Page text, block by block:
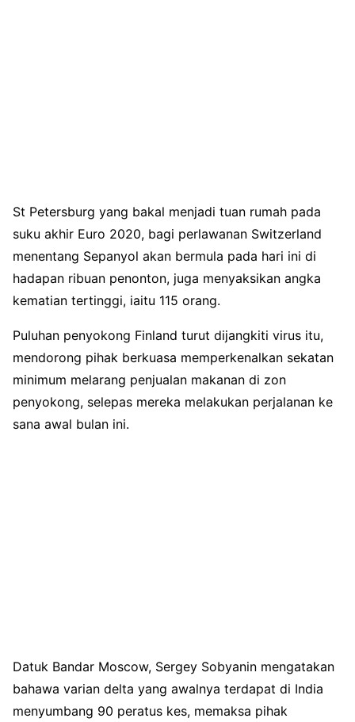
St Petersburg yang bakal menjadi tuan rumah pada
suku akhir Euro 2020, bagi perlawanan Switzerland
menentang Sepanyol akan bermula pada hari ini di
hadapan ribuan penonton, juga menyaksikan angka
kematian tertinggi, iaitu 115 orang.
Puluhan penyokong Finland turut dijangkiti virus itu,
mendorong pihak berkuasa memperkenalkan sekatan
minimum melarang penjualan makanan di zon
penyokong, selepas mereka melakukan perjalanan ke
sana awal bulan ini.
Datuk Bandar Moscow, Sergey Sobyanin mengatakan
bahawa varian delta yang awalnya terdapat di India
menyumbang 90 peratus kes, memaksa pihak